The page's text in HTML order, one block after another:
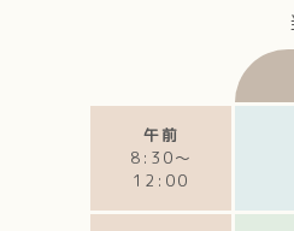
午前
8:30～
12:00